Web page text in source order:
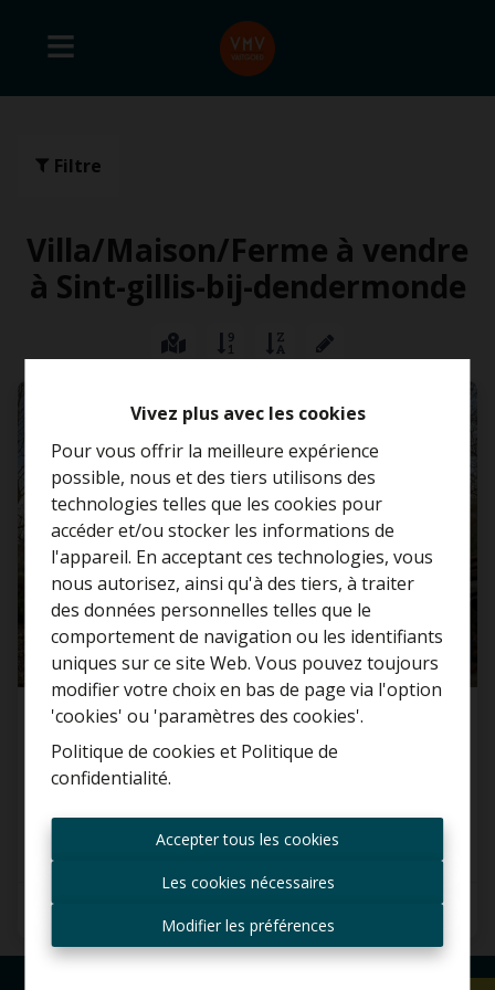
Vivez plus avec les cookies
Pour vous offrir la meilleure expérience
possible, nous et des tiers utilisons des
technologies telles que les cookies pour
accéder et/ou stocker les informations de
l'appareil. En acceptant ces technologies, vous
nous autorisez, ainsi qu'à des tiers, à traiter
des données personnelles telles que le
comportement de navigation ou les identifiants
uniques sur ce site Web. Vous pouvez toujours
modifier votre choix en bas de page via l'option
'cookies' ou 'paramètres des cookies'.
Politique de cookies et Politique de
confidentialité.
Accepter tous les cookies
Les cookies nécessaires
Modifier les préférences
Filtre
Villa/Maison/Ferme à vendre
à Sint-gillis-bij-dendermonde
Maison
9200 Sint-Gillis-Bij-Dendermonde
Curieux de connaître la
valeur de votre maison ?
Estimation gratuite
Toujours être le premier
informé des nouvelles
offres ?
mail